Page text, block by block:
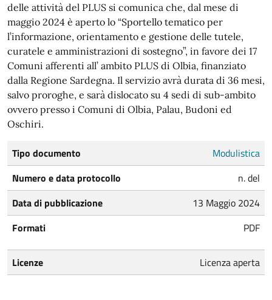
delle attività del PLUS si comunica che, dal mese di
maggio 2024 è aperto lo “Sportello tematico per
l’informazione, orientamento e gestione delle tutele,
curatele e amministrazioni di sostegno”, in favore dei 17
Comuni afferenti all’ ambito PLUS di Olbia, finanziato
dalla Regione Sardegna. Il servizio avrà durata di 36 mesi,
salvo proroghe, e sarà dislocato su 4 sedi di sub-ambito
ovvero presso i Comuni di Olbia, Palau, Budoni ed
Oschiri.
Tipo documento
Modulistica
Numero e data protocollo
n. del
Data di pubblicazione
13 Maggio 2024
Formati
PDF
Licenze Licenza aperta